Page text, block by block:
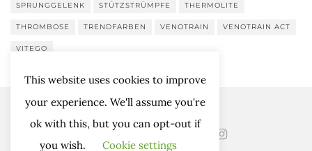
SPRUNGGELENK STÜTZSTRÜMPFE THERMOLITE
THROMBOSE TRENDFARBEN VENOTRAIN VENOTRAIN ACT
VITEGO
This website uses cookies to improve
your experience. We'll assume you're
ok with this, but you can opt-out if
you wish.
Cookie settings